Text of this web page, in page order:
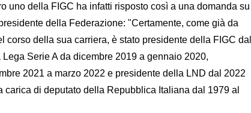
uno della FIGC ha infatti risposto così a una domanda su
della Federazione: "Certamente, come già da
corso della sua carriera, è stato presidente della FIGC dal
Serie A da dicembre 2019 a gennaio 2020,
2021 a marzo 2022 e presidente della LND dal 2022
carica di deputato della Repubblica Italiana dal 1979 al